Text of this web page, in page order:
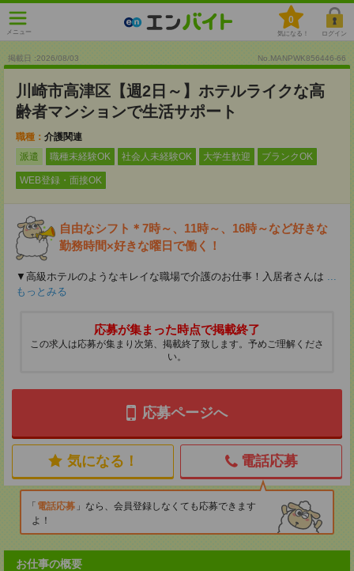
メニュー
0
気になる！ ログイン
掲載日 :2026/08/03 No.MANPWK856446-66
川崎市高津区【週2日～】ホテルライクな高
齢者マンションで生活サポート
職種： 介護関連
派遣
職種未経験OK 社会人未経験OK 大学生歓迎 ブランクOK
WEB登録・面接OK
自由なシフト＊7時～、11時～、16時～など好きな
勤務時間×好きな曜日で働く！
▼高級ホテルのようなキレイな職場で介護のお仕事！入居者さんは ...
もっとみる
応募が集まった時点で掲載終了
この求人は応募が集まり次第、掲載終了致します。予めご理解くださ
い。
応募ページへ
気になる！ 電話応募
電話応募
なら、会員登録しなくても応募できます
よ！
お仕事の概要